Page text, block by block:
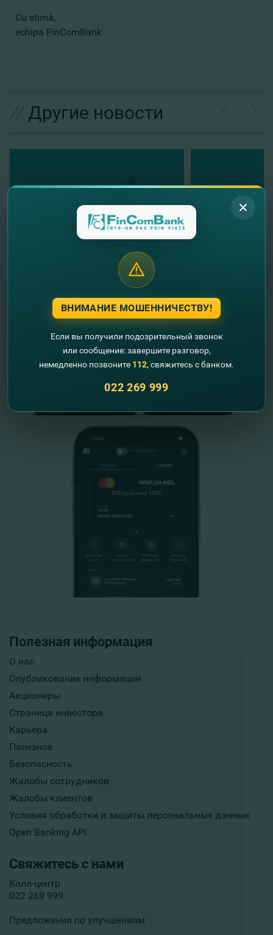
Cu stimă,
echipa FinComBank
Другие новости
Полезная информация
О нас
Опубликование информации
Акционеры
Страница инвестора
Карьера
Полезное
Безопасность
Жалобы сотрудников
Жалобы клиентов
Условия обработки и защиты персональных данных
Open Banking API
Свяжитесь с нами
Колл-центр
022 269 999
Предложения по улучшениям
"FinComBank" S.A. является членом
Схемы гарантирования депозитов
Республики Молдова
FinComPay Mobile
ВНИМАНИЕ МОШЕННИЧЕСТВУ!
Если вы получили подозрительный звонок
или сообщение: завершите разговор,
немедленно позвоните 112, свяжитесь с банком.
022 269 999